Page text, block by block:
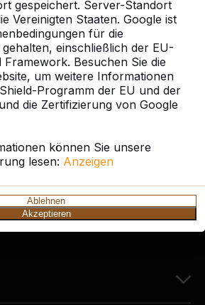
gespeichert. Server-Standort
Vereinigten Staaten. Google ist
für die
einschließlich der EU-
Framework. Besuchen Sie die
um weitere Informationen
Programm der EU und der
die Zertifizierung von Google
können Sie unsere
lesen: Anzeigen
Ablehnen
Akzeptieren
25